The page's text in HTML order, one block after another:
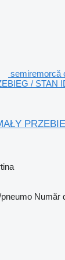
semiremorcă
/ STAN
Număr